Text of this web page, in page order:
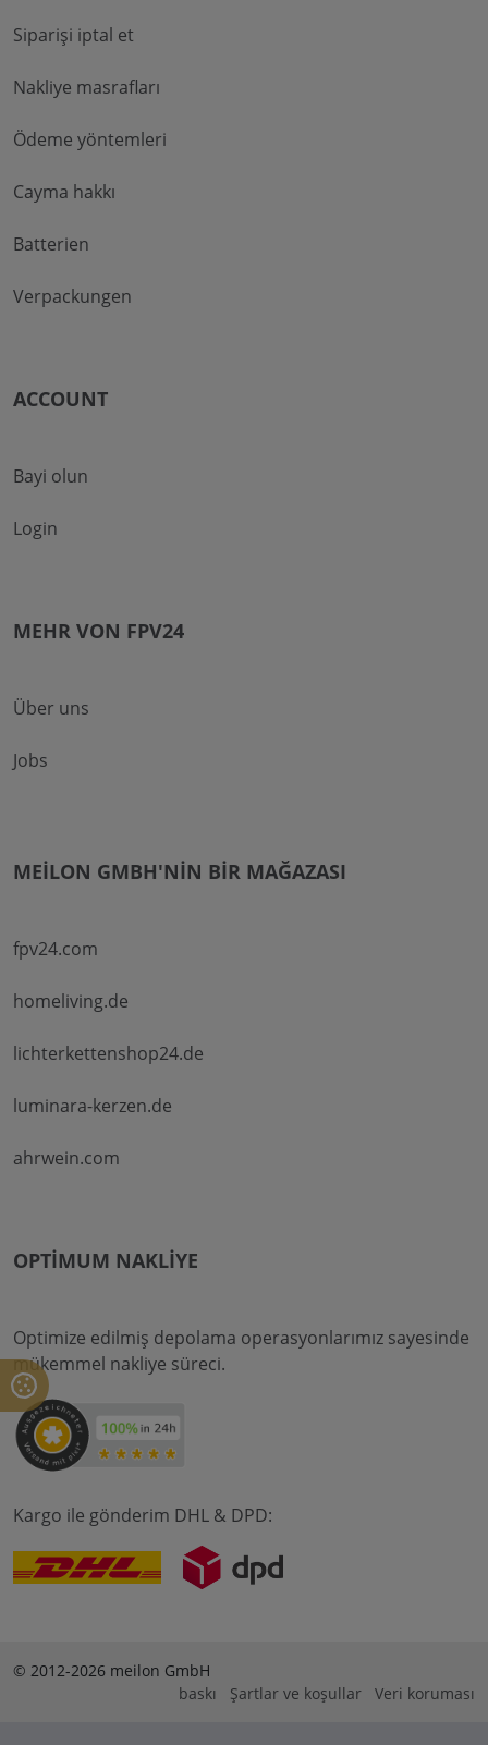
Siparişi iptal et
Nakliye masrafları
Ödeme yöntemleri
Cayma hakkı
Batterien
Verpackungen
ACCOUNT
Bayi olun
Login
MEHR VON FPV24
Über uns
Jobs
MEILON GMBH'NIN BIR MAĞAZASI
fpv24.com
homeliving.de
lichterkettenshop24.de
luminara-kerzen.de
ahrwein.com
OPTIMUM NAKLIYE
Optimize edilmiş depolama operasyonlarımız sayesinde
mükemmel nakliye süreci.
Kargo ile gönderim DHL & DPD:
© 2012-2026 meilon GmbH
baskı
Şartlar ve koşullar Veri koruması